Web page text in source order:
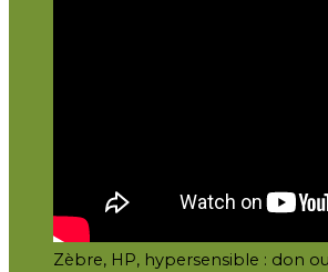
Zèbre, HP, hypersensible : don